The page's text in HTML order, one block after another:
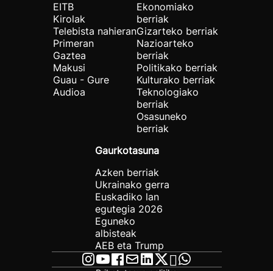
EITB
Kirolak
Telebista nahieran
Primeran
Gaztea
Makusi
Guau - Gure
Audioa
Ekonomiako
berriak
Gizarteko berriak
Nazioarteko
berriak
Politikako berriak
Kulturako berriak
Teknologiako
berriak
Osasuneko
berriak
Gaurkotasuna
Azken berriak
Ukrainako gerra
Euskadiko lan
egutegia 2026
Eguneko
albisteak
AEB eta Trump